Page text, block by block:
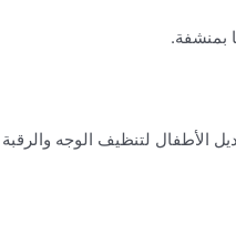
بمنشفة.
الأطفال لتنظيف الوجه والرقبة